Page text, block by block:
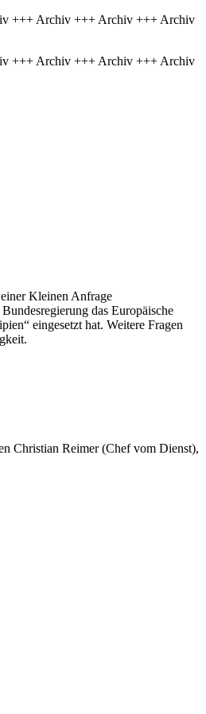
+++ Archiv +++ Archiv +++ Archiv
+++ Archiv +++ Archiv +++ Archiv
Kleinen Anfrage
das Europäische
eingesetzt hat. Weitere Fragen
Christian Reimer (Chef vom Dienst),